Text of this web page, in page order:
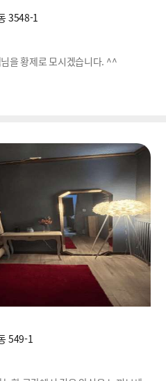
3548-1
을 황제로 모시겠습니다. ^^
549-1